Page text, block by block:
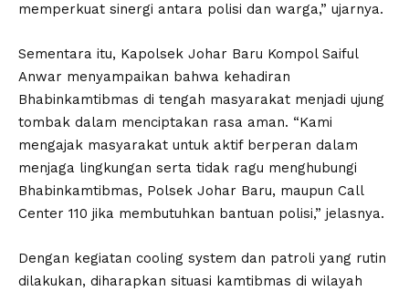
memperkuat sinergi antara polisi dan warga,” ujarnya.
Sementara itu, Kapolsek Johar Baru Kompol Saiful
Anwar menyampaikan bahwa kehadiran
Bhabinkamtibmas di tengah masyarakat menjadi ujung
tombak dalam menciptakan rasa aman. “Kami
mengajak masyarakat untuk aktif berperan dalam
menjaga lingkungan serta tidak ragu menghubungi
Bhabinkamtibmas, Polsek Johar Baru, maupun Call
Center 110 jika membutuhkan bantuan polisi,” jelasnya.
Dengan kegiatan cooling system dan patroli yang rutin
dilakukan, diharapkan situasi kamtibmas di wilayah